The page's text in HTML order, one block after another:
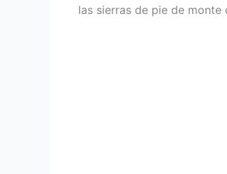
las sierras de pie de